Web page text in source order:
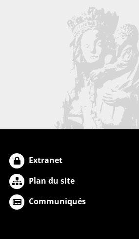
Extranet
Plan du site
Communiqués